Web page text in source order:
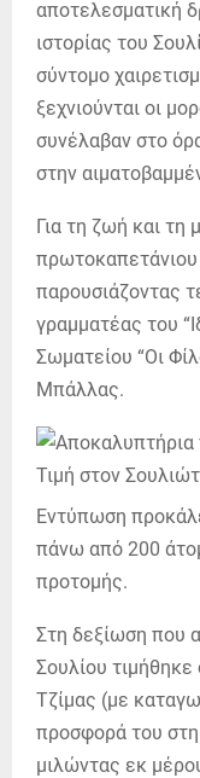
αποτελεσματική
ιστορίας του
σύντομο
ξεχνιούνται οι
συνέλαβαν στο
στην
Για τη ζωή και τη
παρουσιάζοντας
γραμματέας του
Σωματείου “Οι
Μπάλλας.
Εντύπωση
πάνω από 200
προτομής.
Στη δεξίωση που
Σουλίου
Τζίμας (με
προσφορά του
μιλώντας εκ